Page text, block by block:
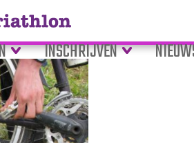
INSCHRIJVEN
ketting smeren